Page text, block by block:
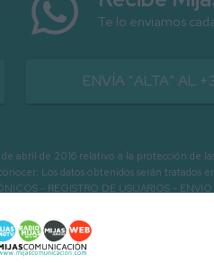
Te lo enviamos
ENVÍA "ALTA" AL
de 2016 relativo a la protección de
Los datos obtenidos serán tratados
- REGISTRO DE USUARIOS -